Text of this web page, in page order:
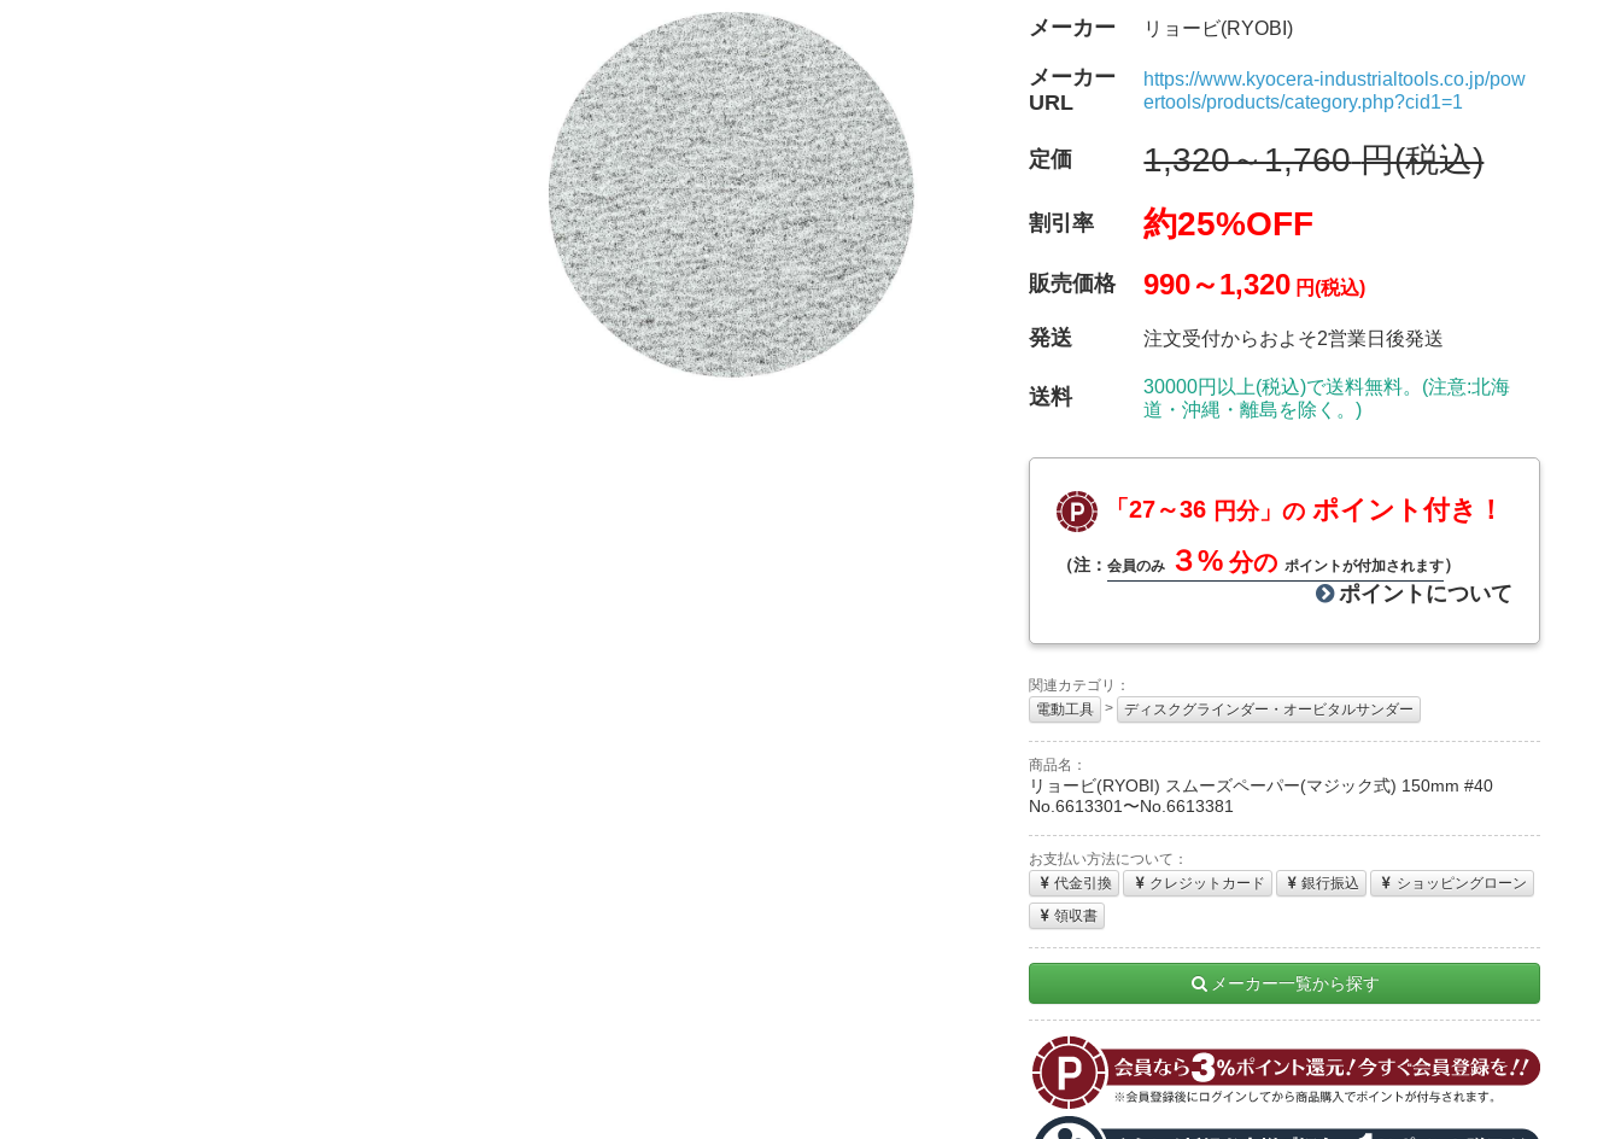
メーカー リョービ(RYOBI)
メーカー
URL
https://www.kyocera-industrialtools.co.jp/pow
ertools/products/category.php?cid1=1
定価 1,320～1,760 円(税込)
割引率 約25%OFF
販売価格 990～1,320 円(税込)
発送 注文受付からおよそ2営業日後発送
送料
30000円以上(税込)で送料無料。(注意:北海
道・沖縄・離島を除く。)
「27～36 円分」のポイント付き！
（注： 会員のみ ３% 分のポイントが付加されます）
ポイントについて
関連カテゴリ：
電動工具
> ディスクグラインダー・オービタルサンダー
商品名：
リョービ(RYOBI) スムーズペーパー(マジック式) 150mm #40
No.6613301〜No.6613381
お支払い方法について：
代金引換
クレジットカード 銀行振込
ショッピングローン
領収書
メーカー一覧から探す